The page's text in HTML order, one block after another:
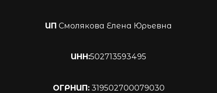
ИП Смолякова Елена Юрьевна
ИНН:502713593495
ОГРНИП:319502700079030